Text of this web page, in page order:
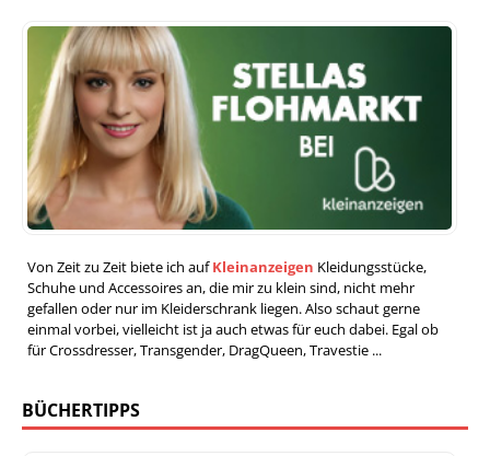
Von Zeit zu Zeit biete ich aufKleinanzeigen Kleidungsstücke,
Schuhe und Accessoires an, die mir zu klein sind, nicht mehr
gefallen oder nur im Kleiderschrank liegen. Also schaut gerne
einmal vorbei, vielleicht ist ja auch etwas für euch dabei. Egal ob
für Crossdresser, Transgender, DragQueen, Travestie ...
BÜCHERTIPPS